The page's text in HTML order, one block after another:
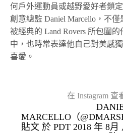
何戶外運動員或越野愛好者鎖
創意總監 Daniel Marcello，不
被經典的 Land Rovers 所包圍
中，也時常表達他自己對美感
喜愛。
在 Instagram 查
MARCELLO（
貼文 於 PDT 2018 年 8月